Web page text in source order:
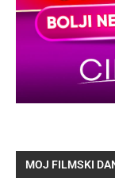
MOJ FILMSKI